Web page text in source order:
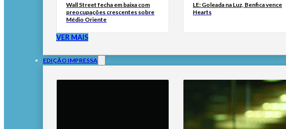
Wall Street fecha em baixa com
preocupações crescentes sobre
Médio Oriente
LE: Goleada na Luz, Benfica vence
Hearts
VER MAIS
EDIÇÃO IMPRESSA